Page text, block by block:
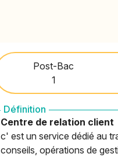
Post-Bac
1
Définition
Centre de relation client
c' est un service dédié au
conseils, opérations de